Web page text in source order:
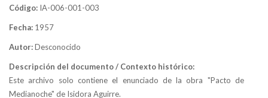
Código: IA-006-001-003
Fecha: 1957
Autor:Desconocido
Descripción del documento / Contexto histórico:
Este archivo solo contiene el enunciado de la obra "Pacto de
Medianoche" de Isidora Aguirre.